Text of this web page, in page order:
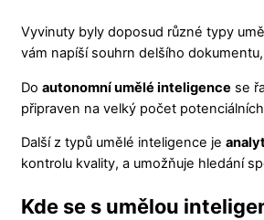
Vyvinuty byly doposud různé typy
vám napíší souhrn delšího
Do autonomní umělé inteligence se
připraven na velký počet
Další z typů umělé inteligence je
kontrolu kvality, a umožňuje hledání
Kde se s umělou